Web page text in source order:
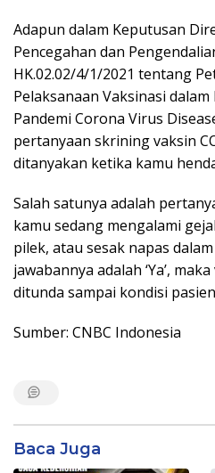
Adapun dalam Keputusan
Pencegahan dan
HK.02.02/4/1/2021 tentang
Pelaksanaan Vaksinasi
Pandemi Corona Virus
pertanyaan skrining vaksin
ditanyakan ketika kamu
Salah satunya adalah
kamu sedang mengalami
pilek, atau sesak napas
jawabannya adalah ‘Ya’,
ditunda sampai kondisi
Sumber: CNBC Indonesia
Baca Juga